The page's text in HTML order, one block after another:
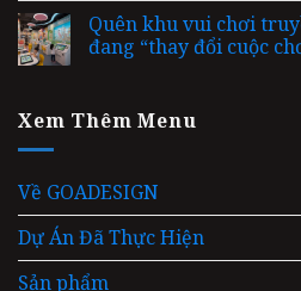
Quên khu vui chơi
đang “thay đổi cuộc
Xem Thêm Menu
Về GOADESIGN
Dự Án Đã Thực Hiện
Sản phẩm